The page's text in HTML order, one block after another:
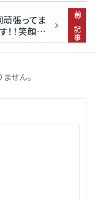
前の記事
張ってま
す！！笑顔…
せん。